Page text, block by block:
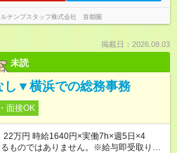
ルテンプスタッフ株式会社 首都圏
掲載日：2026.08.03
未読
し▼横浜での総務事務
面接OK
万円 時給1640円×実働7h×週5日×4
ものではありません。※給与即受取りサ